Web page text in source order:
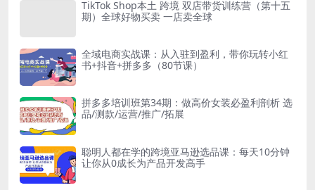
TikTok Shop本土 跨境 双店带货训练营（第十五
期）全球好物买卖 一店卖全球
全域电商实战课：从入驻到盈利，带你玩转小红
书+抖音+拼多多（80节课）
拼多多培训班第34期：做高价女装必盈利剖析 选
品/测款/运营/推广/拓展
聪明人都在学的跨境亚马逊选品课：每天10分钟
让你从0成长为产品开发高手